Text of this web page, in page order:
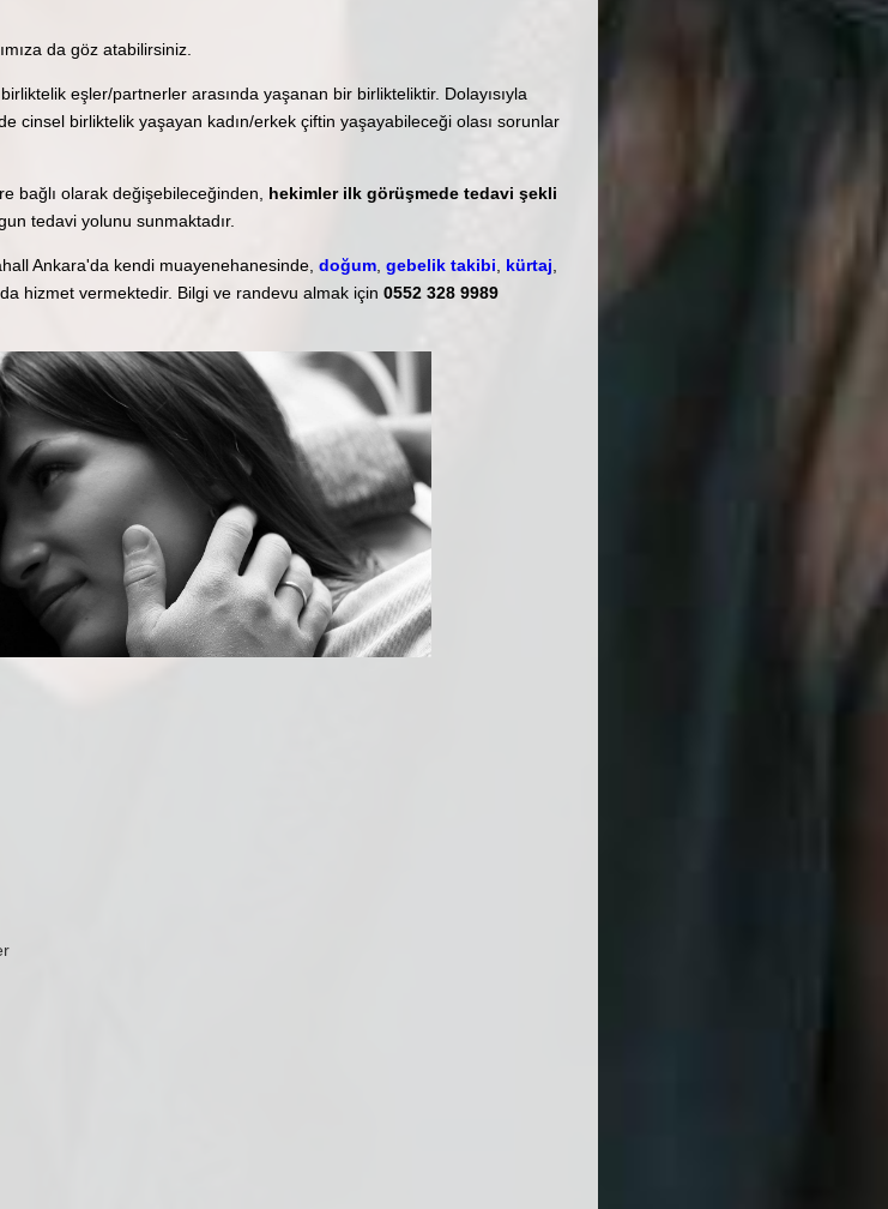
da göz atabilirsiniz.
eşler/partnerler arasında yaşanan bir birlikteliktir. Dolayısıyla
cinsel birliktelik yaşayan kadın/erkek çiftin yaşayabileceği olası sorunlar
bağlı olarak değişebileceğinden, hekimler ilk görüşmede tedavi şekli
tedavi yolunu sunmaktadır.
Ankara'da kendi muayenehanesinde, doğum, gebelik takibi kürtaj
hizmet vermektedir. Bilgi ve randevu almak için 0552 328 9989